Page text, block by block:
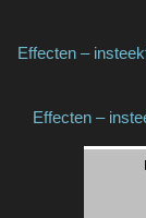
Effecten –
Effecten –